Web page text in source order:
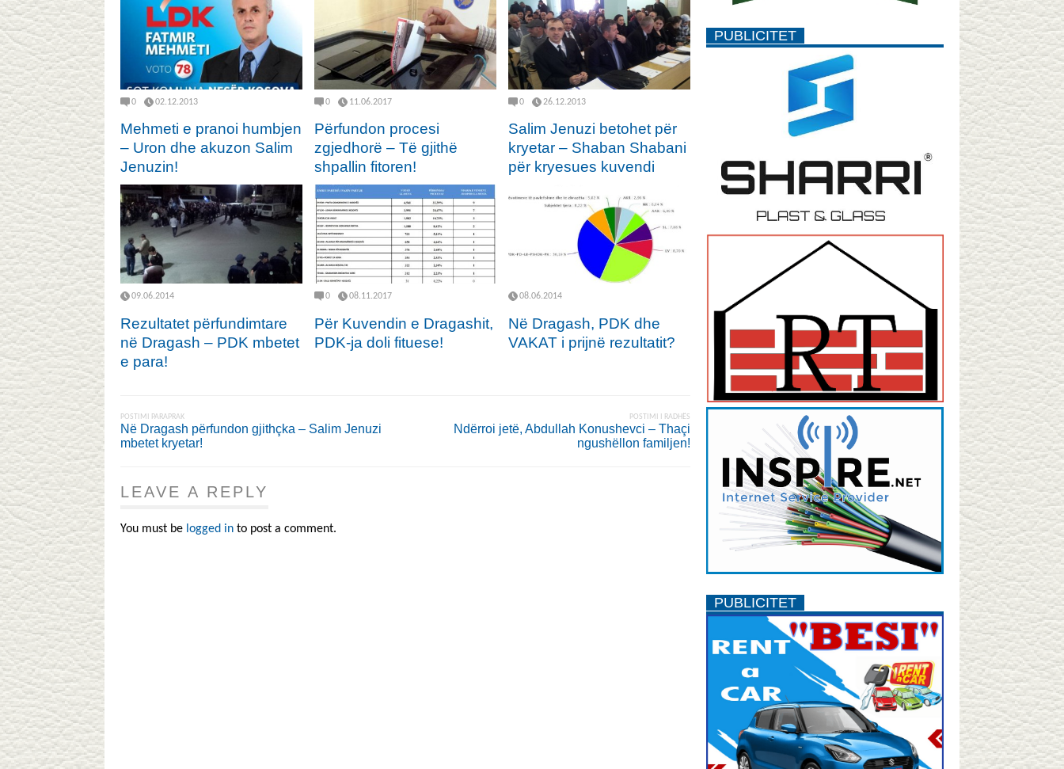
0 02.12.2013
Mehmeti e pranoi humbjen
– Uron dhe akuzon Salim
Jenuzin!
0 11.06.2017
Përfundon procesi
zgjedhorë – Të gjithë
shpallin fitoren!
0 26.12.2013
Salim Jenuzi betohet për
kryetar – Shaban Shabani
për kryesues kuvendi
09.06.2014
Rezultatet përfundimtare
në Dragash – PDK mbetet
e para!
0 08.11.2017
Për Kuvendin e Dragashit,
PDK-ja doli fituese!
08.06.2014
Në Dragash, PDK dhe
VAKAT i prijnë rezultatit?
POSTIMI PARAPRAK
Në Dragash përfundon gjithçka – Salim Jenuzi
mbetet kryetar!
POSTIMI I RADHËS
Ndërroi jetë, Abdullah Konushevci – Thaçi
ngushëllon familjen!
LEAVE A REPLY
You must be logged in to post a comment.
PUBLICITET
PUBLICITET